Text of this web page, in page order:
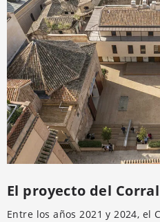
El proyecto del
Entre los años 2021 y 2024, el